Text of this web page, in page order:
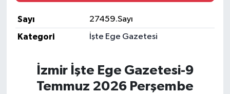
Sayı
27459.Sayı
Kategori
İşte Ege Gazetesi
İzmir İşte Ege Gazetesi-9
Temmuz 2026 Perşembe